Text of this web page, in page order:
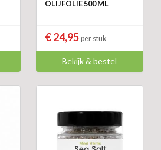
OLIJFOLIE 500 ML
€ 24,95 per stuk
Bekijk & bestel